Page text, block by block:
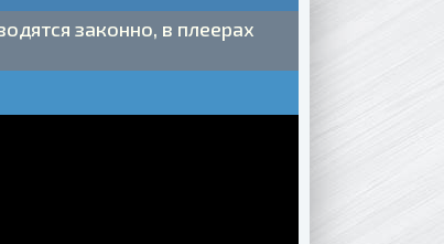
законно, в плеерах